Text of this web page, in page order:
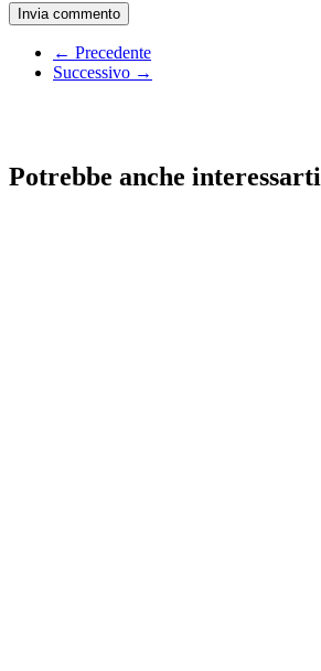
← Precedente
Successivo →
Potrebbe anche interessarti